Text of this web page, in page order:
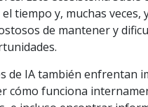
tiempo y, muchas
de mantener y
de IA también enfrentan
cómo funciona